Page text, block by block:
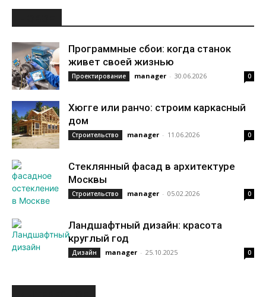
Программные сбои: когда станок
живет своей жизнью
Проектирование manager - 30.06.2026 0
Хюгге или ранчо: строим каркасный
дом
Строительство manager - 11.06.2026 0
Стеклянный фасад в архитектуре
Москвы
Строительство manager - 05.02.2026 0
Ландшафтный дизайн: красота
круглый год
Дизайн manager - 25.10.2025 0